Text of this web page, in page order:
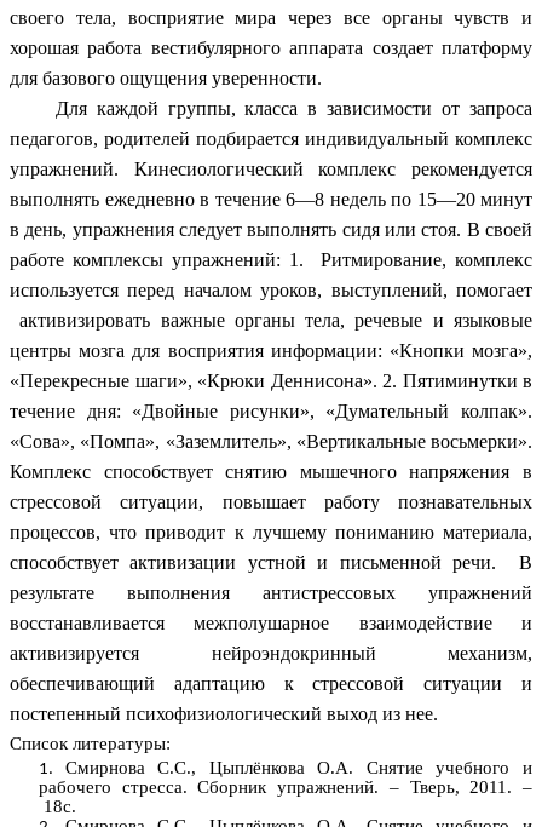
своего тела, восприятие мира через все органы чувств и
хорошая работа вестибулярного аппарата создает платформу
для базового ощущения уверенности.
Для каждой группы, класса в зависимости от запроса
педагогов, родителей подбирается индивидуальный комплекс
упражнений. Кинесиологический комплекс рекомендуется
выполнять ежедневно в течение 6—8 недель по 15—20 минут
в день, упражнения следует выполнять сидя или стоя. В своей
работе комплексы упражнений: 1. Ритмирование, комплекс
используется перед началом уроков, выступлений, помогает
активизировать важные органы тела, речевые и языковые
центры мозга для восприятия информации: «Кнопки мозга»,
«Перекресные шаги», «Крюки Деннисона». 2. Пятиминутки в
течение дня: «Двойные рисунки», «Думательный колпак».
«Сова», «Помпа», «Заземлитель», «Вертикальные восьмерки».
Комплекс способствует снятию мышечного напряжения в
стрессовой ситуации, повышает работу познавательных
процессов, что приводит к лучшему пониманию материала,
способствует активизации устной и письменной речи. В
результате выполнения антистрессовых упражнений
восстанавливается межполушарное взаимодействие и
активизируется нейроэндокринный механизм,
обеспечивающий адаптацию к стрессовой ситуации и
постепенный психофизиологический выход из нее.
Список литературы:
Смирнова С.С., Цыплёнкова О.А. Снятие учебного и
рабочего стресса. Сборник упражнений. – Тверь, 2011. –
18с.